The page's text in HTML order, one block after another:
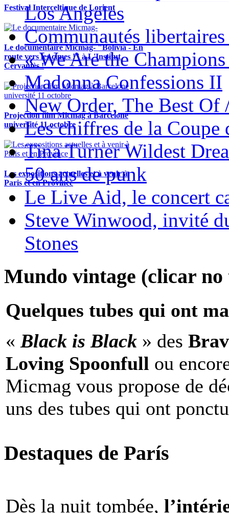
Festival Interceltique de Lorient
Le documentaire Micmag- "Bolivia - En
route vers les cimes !" à L'Institut
Cervantès !
Projection film Micmag à Barcelone
université 11 octobre
Les expositions actuelles et à venir à
Paris et en Province
Los Angeles
Communautés libertaires
« We Are the
Madonna Confessions II
New Order, The Best Of
Les chiffres de la Coupe
Tina Turner Wildest
50 ans de punk
Le Live Aid, le concert
Steve Winwood, invité
Stones
Mundo vintage (clicar
Quelques tubes qui ont
« Black is Black » des
Loving Spoonfull ou
Micmag vous propose de
uns des tubes qui ont
Destaques de París
Dès la nuit tombée,